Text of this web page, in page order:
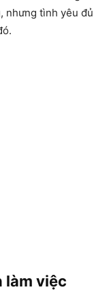
nhưng tình yêu đủ
làm việc